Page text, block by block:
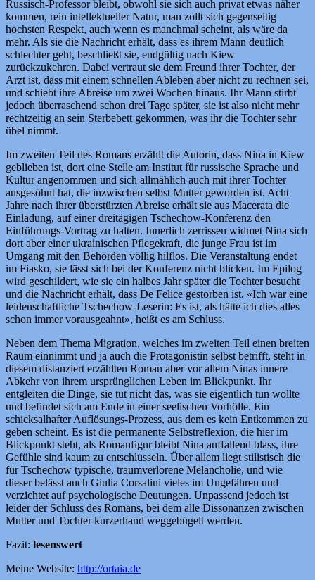
Russisch-Professor bleibt, obwohl sie sich auch privat etwas näher
kommen, rein intellektueller Natur, man zollt sich gegenseitig
höchsten Respekt, auch wenn es manchmal scheint, als wäre da
mehr. Als sie die Nachricht erhält, dass es ihrem Mann deutlich
schlechter geht, beschließt sie, endgültig nach Kiew
zurückzukehren. Dabei vertraut sie dem Freund ihrer Tochter, der
Arzt ist, dass mit einem schnellen Ableben aber nicht zu rechnen sei,
und schiebt ihre Abreise um zwei Wochen hinaus. Ihr Mann stirbt
jedoch überraschend schon drei Tage später, sie ist also nicht mehr
rechtzeitig an sein Sterbebett gekommen, was ihr die Tochter sehr
übel nimmt.
Im zweiten Teil des Romans erzählt die Autorin, dass Nina in Kiew
geblieben ist, dort eine Stelle am Institut für russische Sprache und
Kultur angenommen und sich allmählich auch mit ihrer Tochter
ausgesöhnt hat, die inzwischen selbst Mutter geworden ist. Acht
Jahre nach ihrer überstürzten Abreise erhält sie aus Macerata die
Einladung, auf einer dreitägigen Tschechow-Konferenz den
Einführungs-Vortrag zu halten. Innerlich zerrissen widmet Nina sich
dort aber einer ukrainischen Pflegekraft, die junge Frau ist im
Umgang mit den Behörden völlig hilflos. Die Veranstaltung endet
im Fiasko, sie lässt sich bei der Konferenz nicht blicken. Im Epilog
wird geschildert, wie sie ein halbes Jahr später die Tochter besucht
und die Nachricht erhält, dass De Felice gestorben ist. «Ich war eine
leidenschaftliche Tschechow-Leserin: Es ist, als hätte ich dies alles
schon immer vorausgeahnt», heißt es am Schluss.
Neben dem Thema Migration, welches im zweiten Teil einen breiten
Raum einnimmt und ja auch die Protagonistin selbst betrifft, steht in
diesem distanziert erzählten Roman aber vor allem Ninas innere
Abkehr von ihrem ursprünglichen Leben im Blickpunkt. Ihr
entgleiten die Dinge, sie tut nicht das, was sie eigentlich tun wollte
und befindet sich am Ende in einer seelischen Vorhölle. Ein
schicksalhafter Auflösungs-Prozess, aus dem es kein Entkommen zu
geben scheint. Es ist die permanente Selbstreflexion, die hier im
Blickpunkt steht, als Romanfigur bleibt Nina auffallend blass, ihre
Gefühle sind kaum zu entschlüsseln. Über allem liegt stilistisch die
für Tschechow typische, traumverlorene Melancholie, und wie
dieser belässt auch Giulia Corsalini vieles im Ungefähren und
verzichtet auf psychologische Deutungen. Unpassend jedoch ist
leider der Schluss des Romans, bei dem alle Dissonanzen zwischen
Mutter und Tochter kurzerhand weggebügelt werden.
Fazit: lesenswert
Meine Website: http://ortaia.de